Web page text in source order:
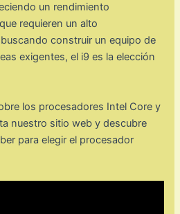
un rendimiento
requieren un alto
construir un equipo de
exigentes, el i9 es la elección
los procesadores Intel Core y
nuestro sitio web y descubre
para elegir el procesador